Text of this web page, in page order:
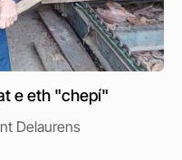
e eth "chepí"
Delaurens